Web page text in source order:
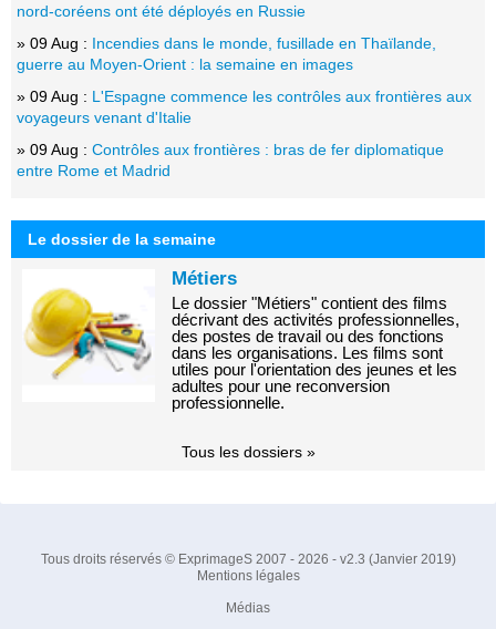
nord-coréens ont été déployés en Russie
» 09 Aug : Incendies dans le monde, fusillade en Thaïlande,
guerre au Moyen-Orient : la semaine en images
» 09 Aug : L'Espagne commence les contrôles aux frontières aux
voyageurs venant d'Italie
» 09 Aug : Contrôles aux frontières : bras de fer diplomatique
entre Rome et Madrid
Le dossier de la semaine
Métiers
Le dossier "Métiers" contient des films
décrivant des activités professionnelles,
des postes de travail ou des fonctions
dans les organisations. Les films sont
utiles pour l'orientation des jeunes et les
adultes pour une reconversion
professionnelle.
Tous les dossiers »
Tous droits réservés © ExprimageS 2007 - 2026 - v2.3 (Janvier 2019)
Mentions légales
Médias